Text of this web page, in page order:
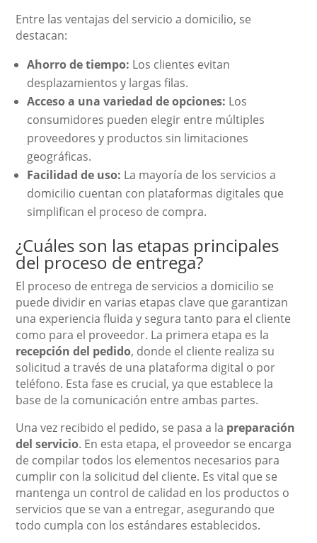
Entre las ventajas del servicio a domicilio, se
destacan:
Ahorro de tiempo: Los clientes evitan
desplazamientos y largas filas.
Acceso a una variedad de opciones: Los
consumidores pueden elegir entre múltiples
proveedores y productos sin limitaciones
geográficas.
Facilidad de uso: La mayoría de los servicios a
domicilio cuentan con plataformas digitales que
simplifican el proceso de compra.
¿Cuáles son las etapas principales
del proceso de entrega?
El proceso de entrega de servicios a domicilio se
puede dividir en varias etapas clave que garantizan
una experiencia fluida y segura tanto para el cliente
como para el proveedor. La primera etapa es la
recepción del pedido, donde el cliente realiza su
solicitud a través de una plataforma digital o por
teléfono. Esta fase es crucial, ya que establece la
base de la comunicación entre ambas partes.
Una vez recibido el pedido, se pasa a la preparación
del servicio. En esta etapa, el proveedor se encarga
de compilar todos los elementos necesarios para
cumplir con la solicitud del cliente. Es vital que se
mantenga un control de calidad en los productos o
servicios que se van a entregar, asegurando que
todo cumpla con los estándares establecidos.